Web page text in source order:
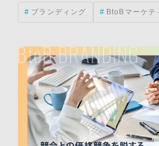
ブランディング BtoBマーケテ